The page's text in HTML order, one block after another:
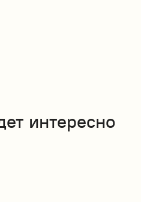
интересно